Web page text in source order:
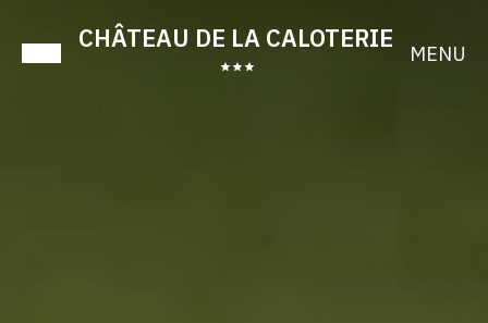
CHÂTEAU DE LA CALOTERIE MENU